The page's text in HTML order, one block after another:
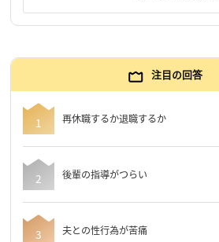
注目の回答
再休職するか退職するか
後輩の指導がつらい
夫との性行為が苦痛